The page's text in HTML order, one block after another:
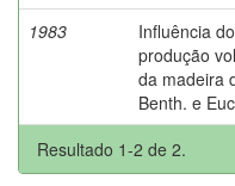
1983
Influência
produção
da madeira
Benth. e
Resultado 1-2 de 2.